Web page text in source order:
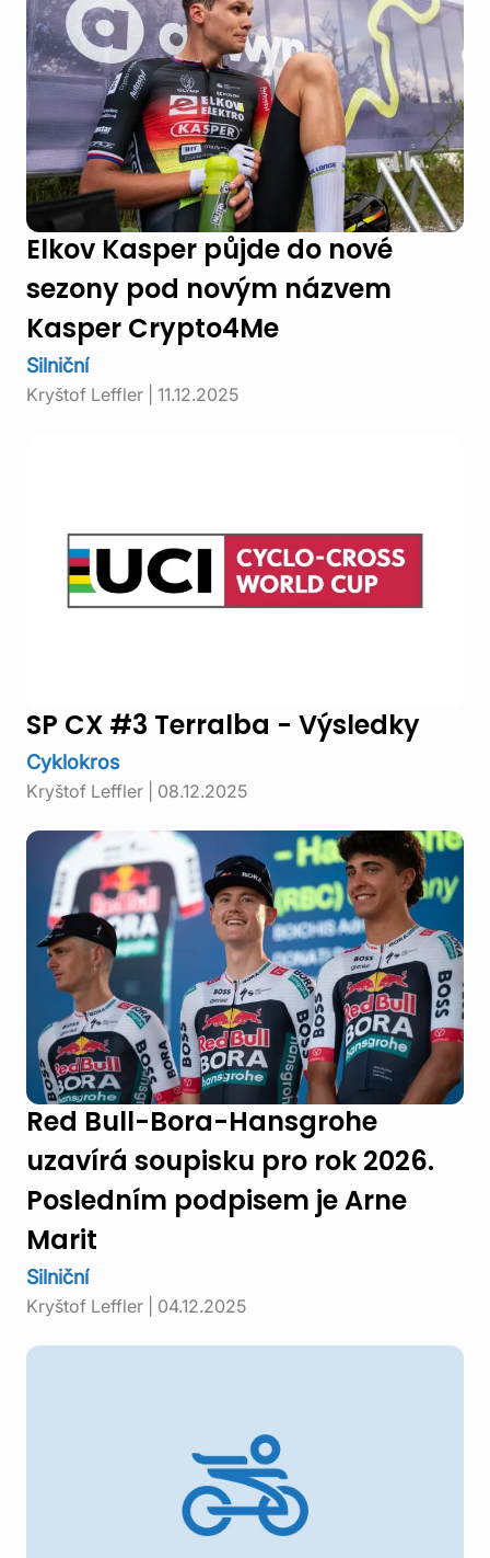
Elkov Kasper půjde do nové
sezony pod novým názvem
Kasper Crypto4Me
Silniční
Kryštof Leffler 11.12.2025
SP CX #3 Terralba - Výsledky
Cyklokros
Kryštof Leffler 08.12.2025
Red Bull-Bora-Hansgrohe
uzavírá soupisku pro rok 2026.
Posledním podpisem je Arne
Marit
Silniční
Kryštof Leffler 04.12.2025